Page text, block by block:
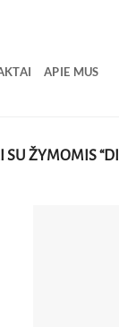
APIE MUS
SU ŽYMOMIS